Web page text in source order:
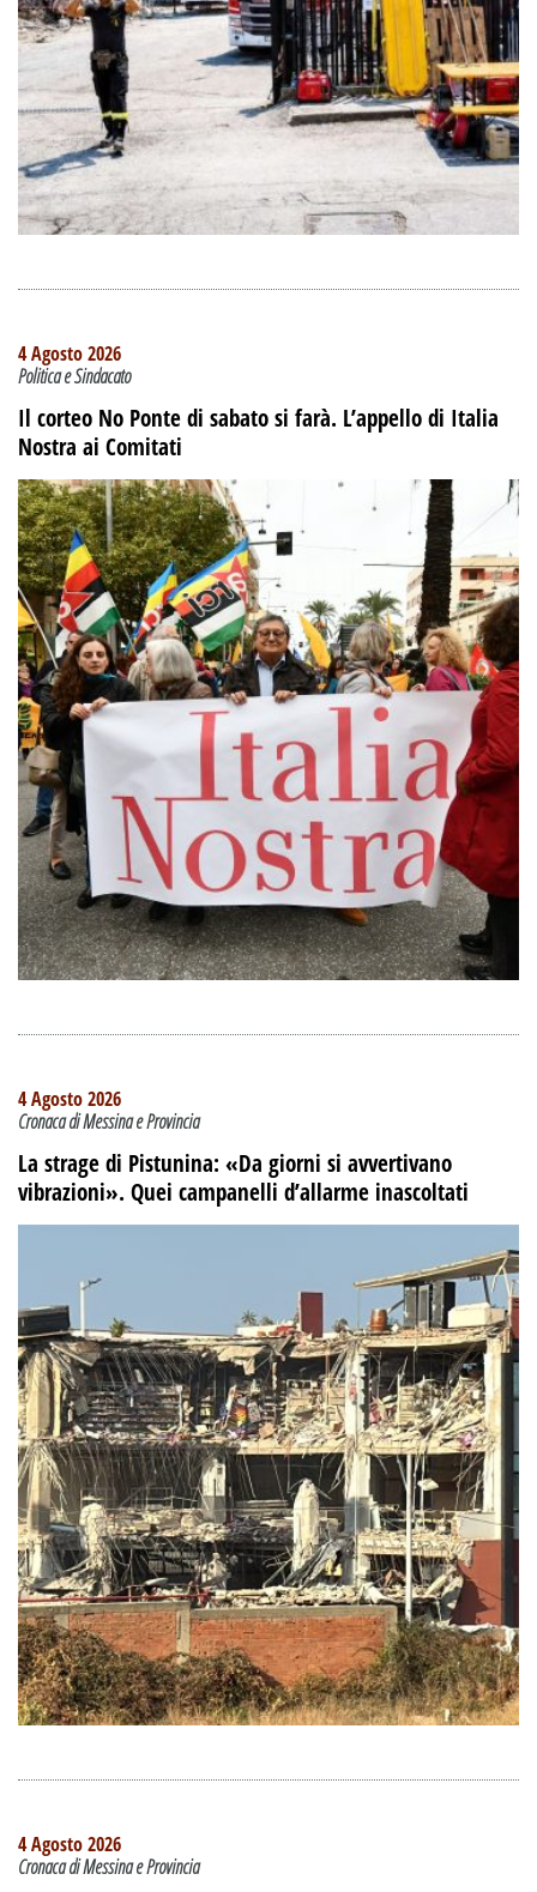
4 Agosto 2026
Politica e Sindacato
Il corteo No Ponte di sabato si farà. L’appello di Italia
Nostra ai Comitati
4 Agosto 2026
Cronaca di Messina e Provincia
La strage di Pistunina: «Da giorni si avvertivano
vibrazioni». Quei campanelli d’allarme inascoltati
4 Agosto 2026
Cronaca di Messina e Provincia